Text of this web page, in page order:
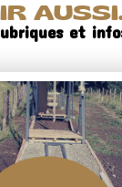
et